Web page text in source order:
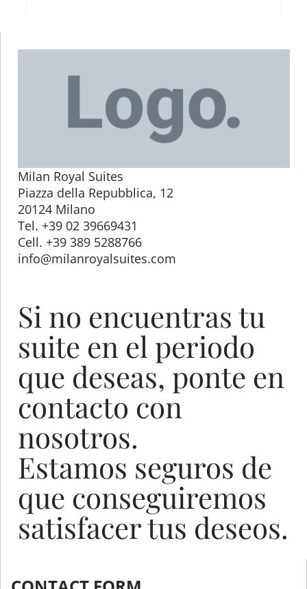
Milan Royal Suites
Piazza della Repubblica, 12
20124 Milano
Tel. +39 02 39669431
Cell. +39 389 5288766
info@milanroyalsuites.com
Si no encuentras tu
suite en el periodo
que deseas, ponte en
contacto con
nosotros.
Estamos seguros de
que conseguiremos
satisfacer tus deseos.